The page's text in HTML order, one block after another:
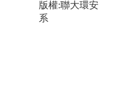
可提升學生的
表達能力，亦
版權:聯大環安
系